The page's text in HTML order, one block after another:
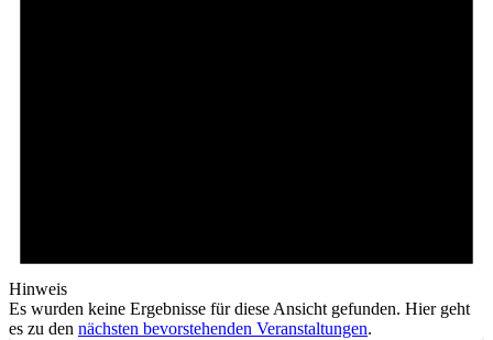
Hinweis
Es wurden keine Ergebnisse für diese Ansicht gefunden. Hier geht
es zu den nächsten bevorstehenden Veranstaltungen.